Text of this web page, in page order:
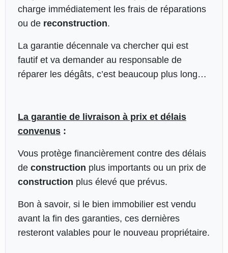
charge immédiatement les frais de réparations
ou de reconstruction.
La garantie décennale va chercher qui est
fautif et va demander au responsable de
réparer les dégâts, c’est beaucoup plus long…
La garantie de livraison à prix et délais
convenus:
Vous protège financièrement contre des délais
de construction plus importants ou un prix de
construction plus élevé que prévus.
Bon à savoir, si le bien immobilier est vendu
avant la fin des garanties, ces dernières
resteront valables pour le nouveau propriétaire.